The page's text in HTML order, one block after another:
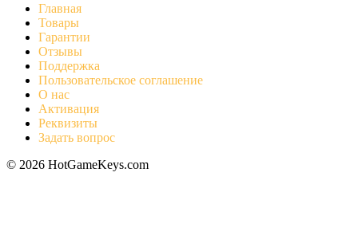
Главная
Товары
Гарантии
Отзывы
Поддержка
Пользовательское соглашение
О нас
Активация
Реквизиты
Задать вопрос
© 2026 HotGameKeys.com